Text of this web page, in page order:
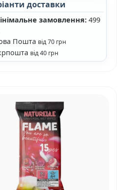
доставки
замовлення:499
Пошта від 70 грн
від 40 грн